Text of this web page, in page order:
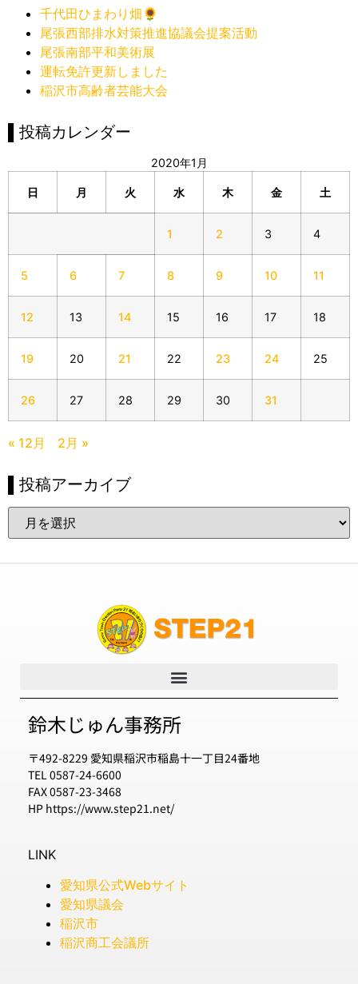
千代田ひまわり畑🌻
尾張西部排水対策推進協議会提案活動
尾張南部平和美術展
運転免許更新しました
稲沢市高齢者芸能大会
▌投稿カレンダー
2020年1月
日 月 火 水 木 金 土
1 2 3 4
5 6 7 8 9 10 11
12 13 14 15 16 17 18
19 20 21 22 23 24 25
26 27 28 29 30 31
« 12月 2月 »
▌投稿アーカイブ
鈴木じゅん事務所
〒492-8229 愛知県稲沢市稲島十一丁目24番地
TEL 0587-24-6600
FAX 0587-23-3468
HP https://www.step21.net/
LINK
愛知県公式Webサイト
愛知県議会
稲沢市
稲沢商工会議所